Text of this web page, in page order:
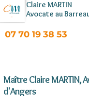
Claire MARTIN
Avocate au
07 70 19 38 53
Maître Claire MARTIN,
d'Angers